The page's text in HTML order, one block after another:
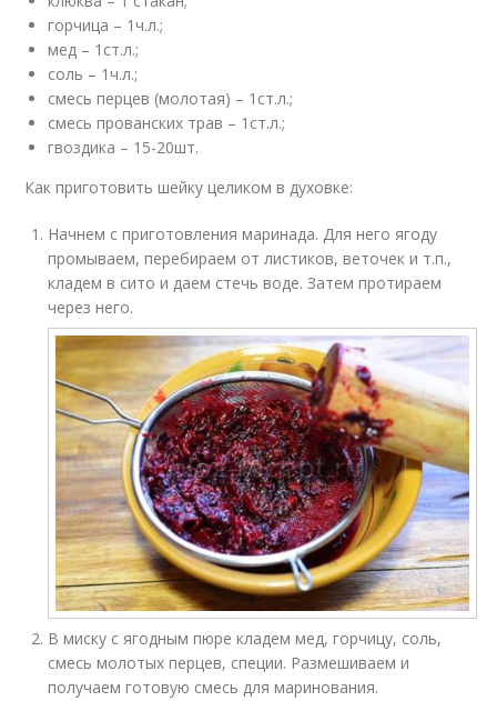
горчица – 1ч.л.;
мед – 1ст.л.;
соль – 1ч.л.;
смесь перцев (молотая) – 1ст.л.;
смесь прованских трав – 1ст.л.;
гвоздика – 15-20шт.
Как приготовить шейку целиком в духовке:
Начнем с приготовления маринада. Для него ягоду
промываем, перебираем от листиков, веточек и т.п.,
кладем в сито и даем стечь воде. Затем протираем
через него.
В миску с ягодным пюре кладем мед, горчицу, соль,
смесь молотых перцев, специи. Размешиваем и
получаем готовую смесь для маринования.